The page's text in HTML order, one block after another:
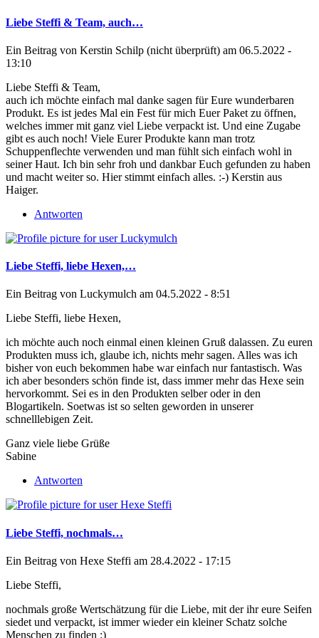
Liebe Steffi & Team, auch…
Ein Beitrag von Kerstin Schilp (nicht überprüft) am 06.5.2022 -
13:10
Liebe Steffi & Team,
auch ich möchte einfach mal danke sagen für Eure wunderbaren
Produkt. Es ist jedes Mal ein Fest für mich Euer Paket zu öffnen,
welches immer mit ganz viel Liebe verpackt ist. Und eine Zugabe
gibt es auch noch! Viele Eurer Produkte kann man trotz
Schuppenflechte verwenden und man fühlt sich einfach wohl in
seiner Haut. Ich bin sehr froh und dankbar Euch gefunden zu haben
und macht weiter so. Hier stimmt einfach alles. :-) Kerstin aus
Haiger.
Antworten
Liebe Steffi, liebe Hexen,…
Ein Beitrag von Luckymulch am 04.5.2022 - 8:51
Liebe Steffi, liebe Hexen,
ich möchte auch noch einmal einen kleinen Gruß dalassen. Zu euren
Produkten muss ich, glaube ich, nichts mehr sagen. Alles was ich
bisher von euch bekommen habe war einfach nur fantastisch. Was
ich aber besonders schön finde ist, dass immer mehr das Hexe sein
hervorkommt. Sei es in den Produkten selber oder in den
Blogartikeln. Soetwas ist so selten geworden in unserer
schnelllebigen Zeit.
Ganz viele liebe Grüße
Sabine
Antworten
Liebe Steffi, nochmals…
Ein Beitrag von Hexe Steffi am 28.4.2022 - 17:15
Liebe Steffi,
nochmals große Wertschätzung für die Liebe, mit der ihr eure Seifen
siedet und verpackt, ist immer wieder ein kleiner Schatz solche
Menschen zu finden :)